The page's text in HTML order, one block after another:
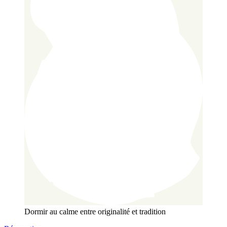
Dormir au calme entre originalité et tradition